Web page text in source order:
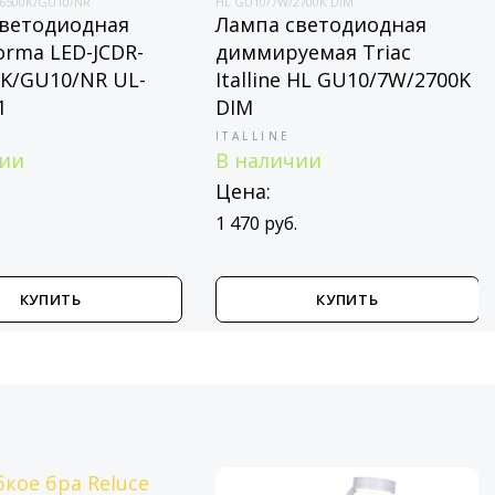
LED-JCDR-
NR UL-
Лампа светодиодная
диммируемая Triac
Italline HL GU10/7W/2700K
ITALLINE
В наличии
Цена:
1 470 руб.
КУПИТЬ